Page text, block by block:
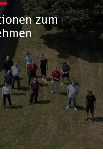
zum